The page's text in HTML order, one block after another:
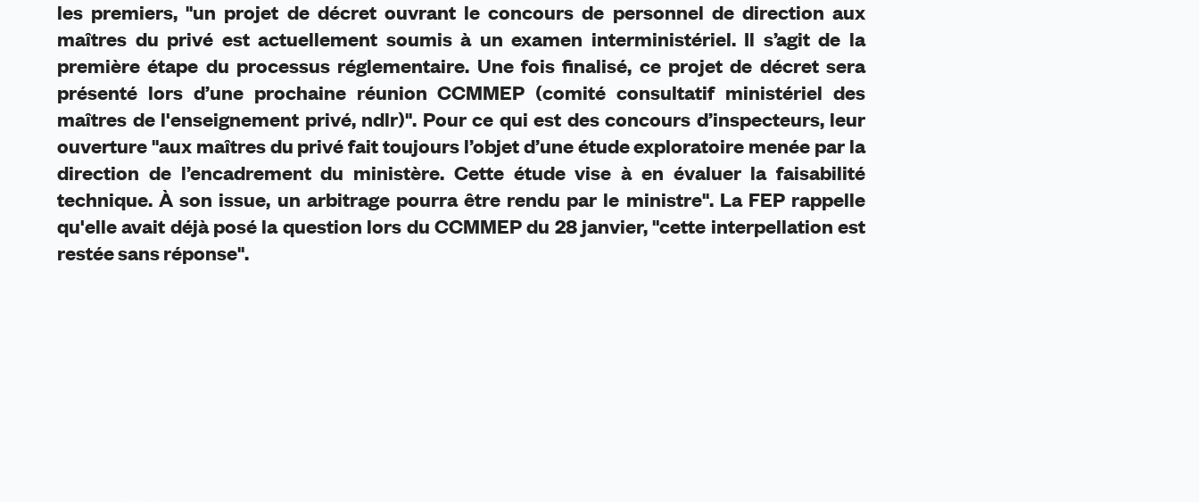
les premiers, "un projet de décret ouvrant le concours de personnel de direction aux
maîtres du privé est actuellement soumis à un examen interministériel. Il s’agit de la
première étape du processus réglementaire. Une fois finalisé, ce projet de décret sera
présenté lors d’une prochaine réunion CCMMEP (comité consultatif ministériel des
maîtres de l'enseignement privé, ndlr)". Pour ce qui est des concours d’inspecteurs, leur
ouverture "aux maîtres du privé fait toujours l’objet d’une étude exploratoire menée par la
direction de l’encadrement du ministère. Cette étude vise à en évaluer la faisabilité
technique. À son issue, un arbitrage pourra être rendu par le ministre". La FEP rappelle
qu'elle avait déjà posé la question lors du CCMMEP du 28 janvier, "cette interpellation est
restée sans réponse".